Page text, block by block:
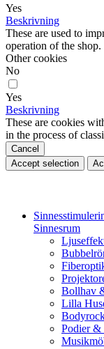
Yes
Beskrivning
These are used to
operation of the shop.
Other cookies
No
Yes
Beskrivning
These are cookies
in the process of
Cancel
Accept selection
Sinnesrum
Bollhav
Lilla
Podier &